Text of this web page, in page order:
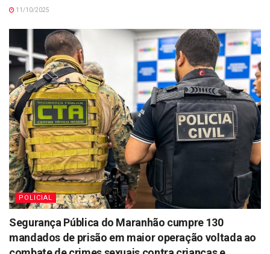
11/10/2025
POLICIAL
Segurança Pública do Maranhão cumpre 130
mandados de prisão em maior operação voltada ao